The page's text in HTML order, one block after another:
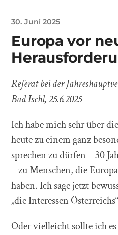
30. Juni 2025
Europa vor
Referat bei der
Bad Ischl, 25.6.2025
Ich habe mich sehr über
heute zu einem ganz
sprechen zu dürfen – 30
– zu Menschen, die
haben. Ich sage jetzt
„die Interessen
Oder vielleicht sollte ich